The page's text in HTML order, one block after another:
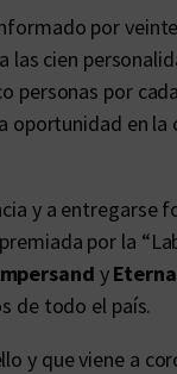
por
cien
personas por
oportunidad en la
y a entregarse
por la
y
de todo el país.
y que viene a